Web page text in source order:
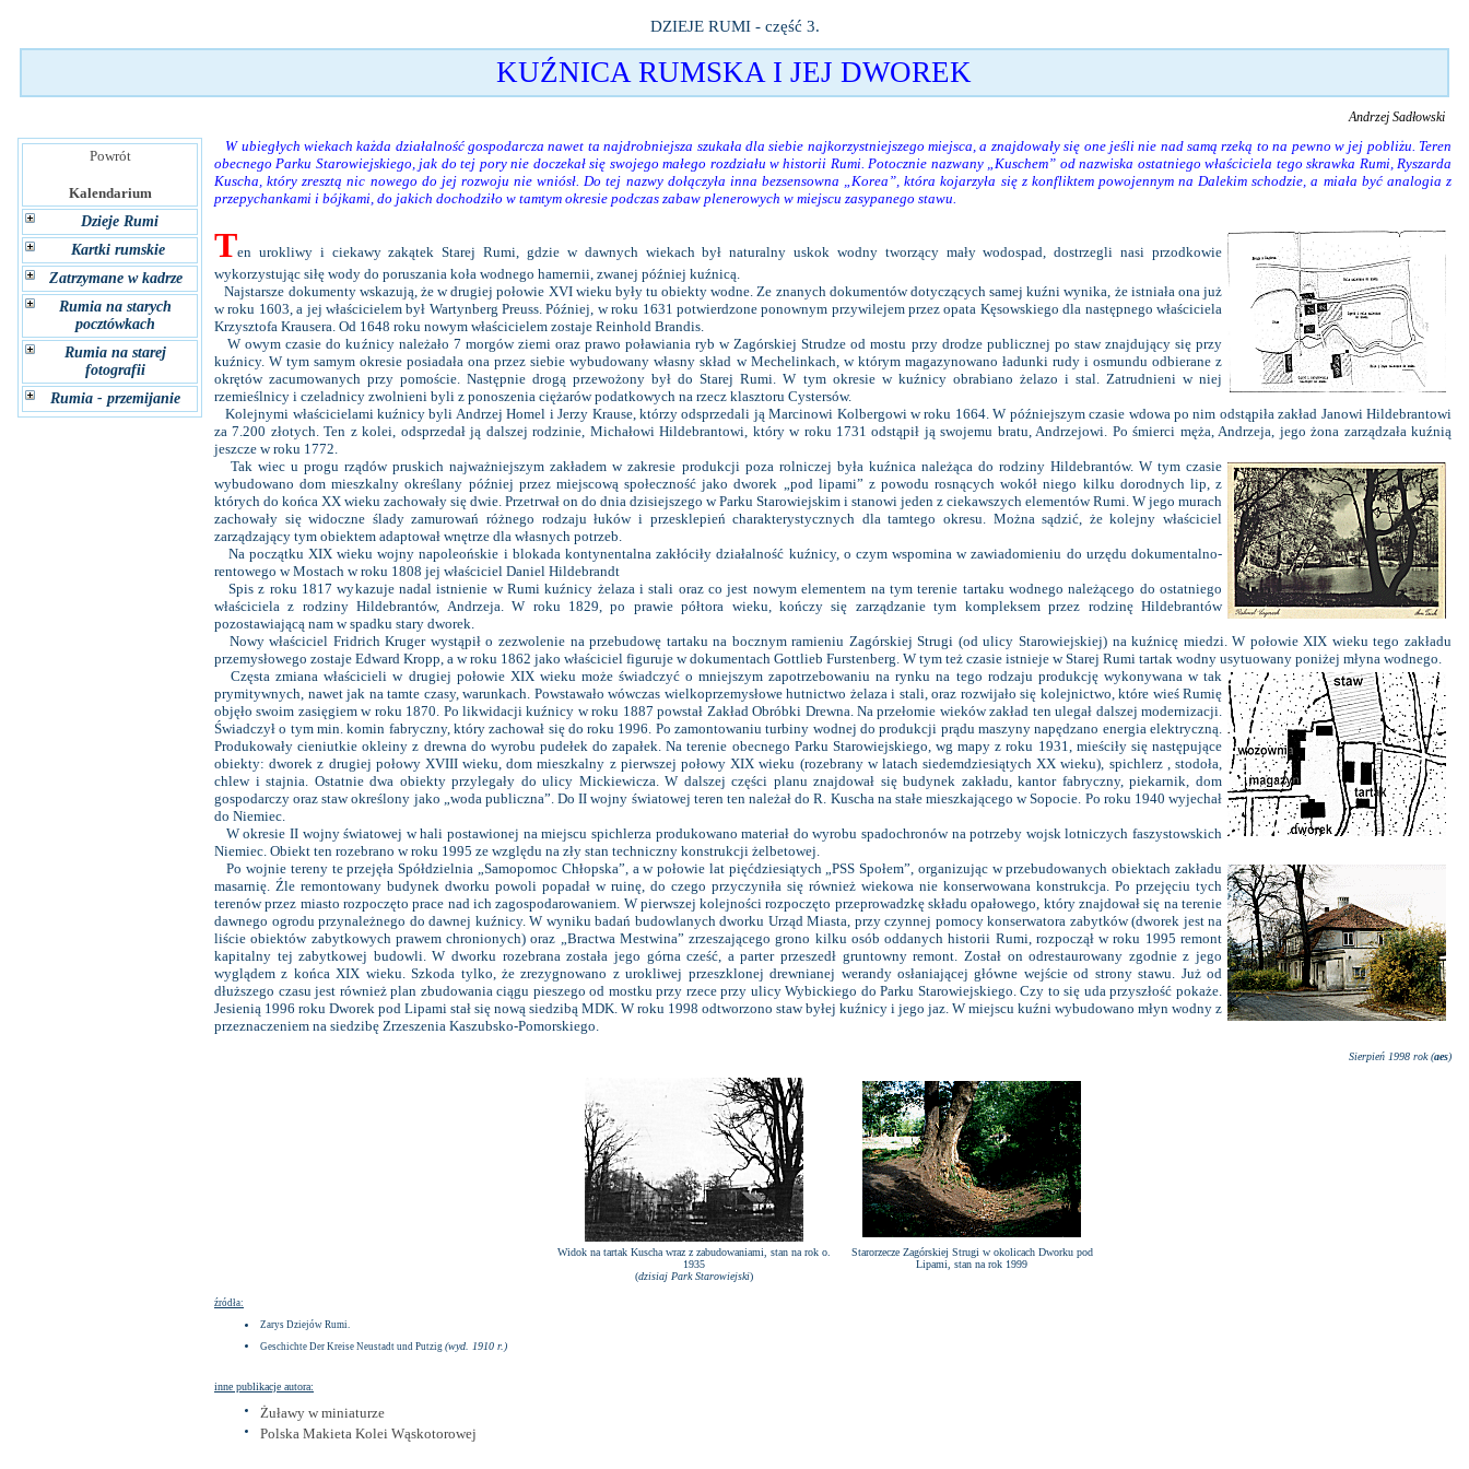
DZIEJE RUMI - część 3.
KUŹNICA RUMSKA I JEJ DWOREK
Andrzej Sadłowski
Powrót
Kalendarium
Dzieje Rumi
Kartki rumskie
Zatrzymane w kadrze
Rumia na starych
pocztówkach
Rumia na starej
fotografii
Rumia - przemijanie
W ubiegłych wiekach każda działalność gospodarcza nawet ta najdrobniejsza szukała dla siebie najkorzystniejszego miejsca, a znajdowały się one jeśli nie nad samą rzeką to na pewno w jej pobliżu. Teren
obecnego Parku Starowiejskiego, jak do tej pory nie doczekał się swojego małego rozdziału w historii Rumi. Potocznie nazwany „Kuschem” od nazwiska ostatniego właściciela tego skrawka Rumi, Ryszarda
Kuscha, który zresztą nic nowego do jej rozwoju nie wniósł. Do tej nazwy dołączyła inna bezsensowna „Korea”, która kojarzyła się z konfliktem powojennym na Dalekim schodzie, a miała być analogia z
przepychankami i bójkami, do jakich dochodziło w tamtym okresie podczas zabaw plenerowych w miejscu zasypanego stawu.
Ten urokliwy i ciekawy zakątek Starej Rumi, gdzie w dawnych wiekach był naturalny uskok wodny tworzący mały wodospad, dostrzegli nasi przodkowie
wykorzystując siłę wody do poruszania koła wodnego hamernii, zwanej później kuźnicą.
Najstarsze dokumenty wskazują, że w drugiej połowie XVI wieku były tu obiekty wodne. Ze znanych dokumentów dotyczących samej kuźni wynika, że istniała ona już
w roku 1603, a jej właścicielem był Wartynberg Preuss. Później, w roku 1631 potwierdzone ponownym przywilejem przez opata Kęsowskiego dla następnego właściciela
Krzysztofa Krausera. Od 1648 roku nowym właścicielem zostaje Reinhold Brandis.
W owym czasie do kuźnicy należało 7 morgów ziemi oraz prawo poławiania ryb w Zagórskiej Strudze od mostu przy drodze publicznej po staw znajdujący się przy
kuźnicy. W tym samym okresie posiadała ona przez siebie wybudowany własny skład w Mechelinkach, w którym magazynowano ładunki rudy i osmundu odbierane z
okrętów zacumowanych przy pomoście. Następnie drogą przewożony był do Starej Rumi. W tym okresie w kuźnicy obrabiano żelazo i stal. Zatrudnieni w niej
rzemieślnicy i czeladnicy zwolnieni byli z ponoszenia ciężarów podatkowych na rzecz klasztoru Cystersów.
Kolejnymi właścicielami kuźnicy byli Andrzej Homel i Jerzy Krause, którzy odsprzedali ją Marcinowi Kolbergowi w roku 1664. W późniejszym czasie wdowa po nim odstąpiła zakład Janowi Hildebrantowi
za 7.200 złotych. Ten z kolei, odsprzedał ją dalszej rodzinie, Michałowi Hildebrantowi, który w roku 1731 odstąpił ją swojemu bratu, Andrzejowi. Po śmierci męża, Andrzeja, jego żona zarządzała kuźnią
jeszcze w roku 1772.
Tak wiec u progu rządów pruskich najważniejszym zakładem w zakresie produkcji poza rolniczej była kuźnica należąca do rodziny Hildebrantów. W tym czasie
wybudowano dom mieszkalny określany później przez miejscową społeczność jako dworek „pod lipami” z powodu rosnących wokół niego kilku dorodnych lip, z
których do końca XX wieku zachowały się dwie. Przetrwał on do dnia dzisiejszego w Parku Starowiejskim i stanowi jeden z ciekawszych elementów Rumi. W jego murach
zachowały się widoczne ślady zamurowań różnego rodzaju łuków i przesklepień charakterystycznych dla tamtego okresu. Można sądzić, że kolejny właściciel
zarządzający tym obiektem adaptował wnętrze dla własnych potrzeb.
Na początku XIX wieku wojny napoleońskie i blokada kontynentalna zakłóciły działalność kuźnicy, o czym wspomina w zawiadomieniu do urzędu dokumentalno-
rentowego w Mostach w roku 1808 jej właściciel Daniel Hildebrandt
Spis z roku 1817 wykazuje nadal istnienie w Rumi kuźnicy żelaza i stali oraz co jest nowym elementem na tym terenie tartaku wodnego należącego do ostatniego
właściciela z rodziny Hildebrantów, Andrzeja. W roku 1829, po prawie półtora wieku, kończy się zarządzanie tym kompleksem przez rodzinę Hildebrantów
pozostawiającą nam w spadku stary dworek.
Nowy właściciel Fridrich Kruger wystąpił o zezwolenie na przebudowę tartaku na bocznym ramieniu Zagórskiej Strugi (od ulicy Starowiejskiej) na kuźnicę miedzi. W połowie XIX wieku tego zakładu
przemysłowego zostaje Edward Kropp, a w roku 1862 jako właściciel figuruje w dokumentach Gottlieb Furstenberg. W tym też czasie istnieje w Starej Rumi tartak wodny usytuowany poniżej młyna wodnego.
Częsta zmiana właścicieli w drugiej połowie XIX wieku może świadczyć o mniejszym zapotrzebowaniu na rynku na tego rodzaju produkcję wykonywana w tak
prymitywnych, nawet jak na tamte czasy, warunkach. Powstawało wówczas wielkoprzemysłowe hutnictwo żelaza i stali, oraz rozwijało się kolejnictwo, które wieś Rumię
objęło swoim zasięgiem w roku 1870. Po likwidacji kuźnicy w roku 1887 powstał Zakład Obróbki Drewna. Na przełomie wieków zakład ten ulegał dalszej modernizacji.
Świadczył o tym min. komin fabryczny, który zachował się do roku 1996. Po zamontowaniu turbiny wodnej do produkcji prądu maszyny napędzano energia elektryczną.
Produkowały cieniutkie okleiny z drewna do wyrobu pudełek do zapałek. Na terenie obecnego Parku Starowiejskiego, wg mapy z roku 1931, mieściły się następujące
obiekty: dworek z drugiej połowy XVIII wieku, dom mieszkalny z pierwszej połowy XIX wieku (rozebrany w latach siedemdziesiątych XX wieku), spichlerz , stodoła,
chlew i stajnia. Ostatnie dwa obiekty przylegały do ulicy Mickiewicza. W dalszej części planu znajdował się budynek zakładu, kantor fabryczny, piekarnik, dom
gospodarczy oraz staw określony jako „woda publiczna”. Do II wojny światowej teren ten należał do R. Kuscha na stałe mieszkającego w Sopocie. Po roku 1940 wyjechał
do Niemiec.
W okresie II wojny światowej w hali postawionej na miejscu spichlerza produkowano materiał do wyrobu spadochronów na potrzeby wojsk lotniczych faszystowskich
Niemiec. Obiekt ten rozebrano w roku 1995 ze względu na zły stan techniczny konstrukcji żelbetowej.
Po wojnie tereny te przejęła Spółdzielnia „Samopomoc Chłopska”, a w połowie lat pięćdziesiątych „PSS Społem”, organizując w przebudowanych obiektach zakładu
masarnię. Źle remontowany budynek dworku powoli popadał w ruinę, do czego przyczyniła się również wiekowa nie konserwowana konstrukcja. Po przejęciu tych
terenów przez miasto rozpoczęto prace nad ich zagospodarowaniem. W pierwszej kolejności rozpoczęto przeprowadzkę składu opałowego, który znajdował się na terenie
dawnego ogrodu przynależnego do dawnej kuźnicy. W wyniku badań budowlanych dworku Urząd Miasta, przy czynnej pomocy konserwatora zabytków (dworek jest na
liście obiektów zabytkowych prawem chronionych) oraz „Bractwa Mestwina” zrzeszającego grono kilku osób oddanych historii Rumi, rozpoczął w roku 1995 remont
kapitalny tej zabytkowej budowli. W dworku rozebrana została jego górna cześć, a parter przeszedł gruntowny remont. Został on odrestaurowany zgodnie z jego
wyglądem z końca XIX wieku. Szkoda tylko, że zrezygnowano z urokliwej przeszklonej drewnianej werandy osłaniającej główne wejście od strony stawu. Już od
dłuższego czasu jest również plan zbudowania ciągu pieszego od mostku przy rzece przy ulicy Wybickiego do Parku Starowiejskiego. Czy to się uda przyszłość pokaże.
Jesienią 1996 roku Dworek pod Lipami stał się nową siedzibą MDK. W roku 1998 odtworzono staw byłej kuźnicy i jego jaz. W miejscu kuźni wybudowano młyn wodny z
przeznaczeniem na siedzibę Zrzeszenia Kaszubsko-Pomorskiego.
Sierpień 1998 rok (aes)
Widok na tartak Kuscha wraz z zabudowaniami, stan na rok o.
1935
(dzisiaj Park Starowiejski)
Starorzecze Zagórskiej Strugi w okolicach Dworku pod
Lipami, stan na rok 1999
źródła:
Zarys Dziejów Rumi.
Geschichte Der Kreise Neustadt und Putzig (wyd. 1910 r.)
inne publikacje autora:
Żuławy w miniaturze
Polska Makieta Kolei Wąskotorowej